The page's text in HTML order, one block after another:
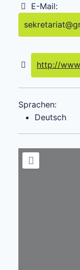
E-Mail:
sekretariat@
http://
Sprachen:
Deutsch